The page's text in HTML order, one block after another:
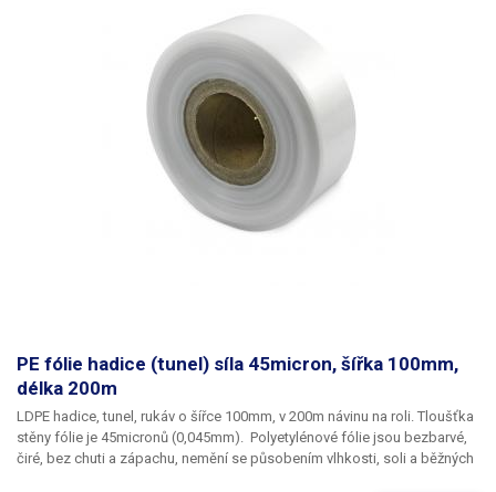
PE fólie hadice (tunel) síla 45micron, šířka 100mm,
délka 200m
LDPE hadice, tunel, rukáv o šířce 100mm, v 200m návinu na roli. Tloušťka
stěny fólie je 45micronů (0,045mm). ​Polyetylénové fólie jsou bezbarvé,
čiré, bez chuti a zápachu, nemění se působením vlhkosti, soli a běžných